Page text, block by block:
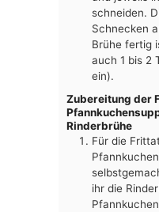
schneiden.
Schnecken
Brühe fertig
auch 1 bis 2
ein).
Zubereitung der
Rinderbrühe
Für die
ihr die